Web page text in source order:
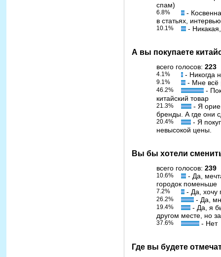
спам)
6.8%
-
в статьях,
10.1% -
А вы покупаете
всего голосов: 223
4.1% - Никогда
9.1% - Мне всё
46.2%
-
китайский товар
21.3%
- Я
бренды. А где они
20.4%
- Я
невысокой цены.
Вы бы хотели
всего голосов: 239
10.6%
- Да,
городок поменьше
7.2% - Да, хочу
26.2% - Да,
19.4%
- Да, я
другом месте, но
37.6% - Нет
Где вы будете